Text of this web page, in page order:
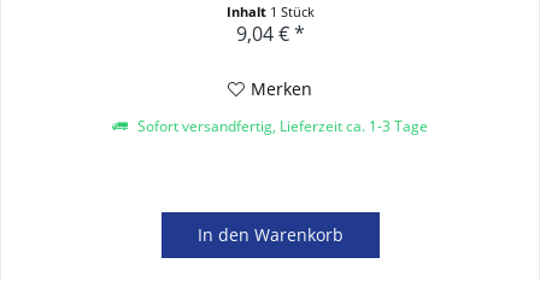
Inhalt 1 Stück
9,04 € *
Merken
Sofort versandfertig, Lieferzeit ca. 1-3 Tage
In den Warenkorb